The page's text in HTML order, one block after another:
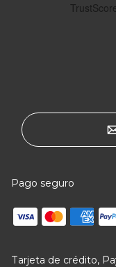
Pago seguro
Tarjeta de crédito,